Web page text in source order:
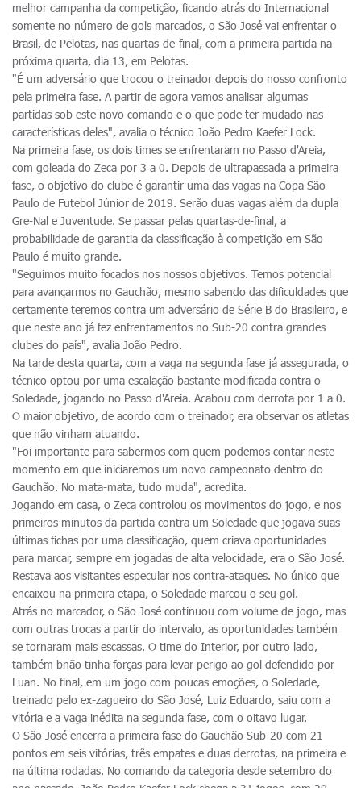
melhor campanha da competição, ficando atrás do Internacional
somente no número de gols marcados, o São José vai enfrentar o
Brasil, de Pelotas, nas quartas-de-final, com a primeira partida na
próxima quarta, dia 13, em Pelotas.
"É um adversário que trocou o treinador depois do nosso confronto
pela primeira fase. A partir de agora vamos analisar algumas
partidas sob este novo comando e o que pode ter mudado nas
características deles", avalia o técnico João Pedro Kaefer Lock.
Na primeira fase, os dois times se enfrentaram no Passo d'Areia,
com goleada do Zeca por 3 a 0. Depois de ultrapassada a primeira
fase, o objetivo do clube é garantir uma das vagas na Copa São
Paulo de Futebol Júnior de 2019. Serão duas vagas além da dupla
Gre-Nal e Juventude. Se passar pelas quartas-de-final, a
probabilidade de garantia da classificação à competição em São
Paulo é muito grande.
"Seguimos muito focados nos nossos objetivos. Temos potencial
para avançarmos no Gauchão, mesmo sabendo das dificuldades que
certamente teremos contra um adversário de Série B do Brasileiro, e
que neste ano já fez enfrentamentos no Sub-20 contra grandes
clubes do país", avalia João Pedro.
Na tarde desta quarta, com a vaga na segunda fase já assegurada, o
técnico optou por uma escalação bastante modificada contra o
Soledade, jogando no Passo d'Areia. Acabou com derrota por 1 a 0.
O maior objetivo, de acordo com o treinador, era observar os atletas
que não vinham atuando.
"Foi importante para sabermos com quem podemos contar neste
momento em que iniciaremos um novo campeonato dentro do
Gauchão. No mata-mata, tudo muda", acredita.
Jogando em casa, o Zeca controlou os movimentos do jogo, e nos
primeiros minutos da partida contra um Soledade que jogava suas
últimas fichas por uma classificação, quem criava oportunidades
para marcar, sempre em jogadas de alta velocidade, era o São José.
Restava aos visitantes especular nos contra-ataques. No único que
encaixou na primeira etapa, o Soledade marcou o seu gol.
Atrás no marcador, o São José continuou com volume de jogo, mas
com outras trocas a partir do intervalo, as oportunidades também
se tornaram mais escassas. O time do Interior, por outro lado,
também bnão tinha forças para levar perigo ao gol defendido por
Luan. No final, em um jogo com poucas emoções, o Soledade,
treinado pelo ex-zagueiro do São José, Luiz Eduardo, saiu com a
vitória e a vaga inédita na segunda fase, com o oitavo lugar.
O São José encerra a primeira fase do Gauchão Sub-20 com 21
pontos em seis vitórias, três empates e duas derrotas, na primeira e
na última rodadas. No comando da categoria desde setembro do